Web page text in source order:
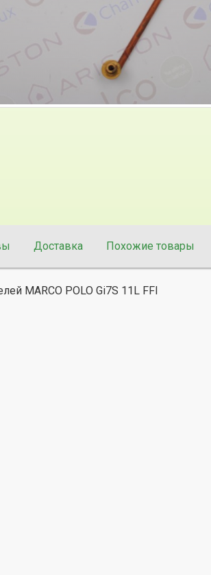
Доставка Похожие товары
MARCO POLO Gi7S 11L FFI